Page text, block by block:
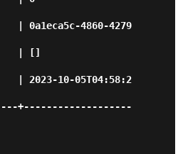
| 0a1eca5c-4860-4279
| []
2023-10-05T04:58:2
+-------------------